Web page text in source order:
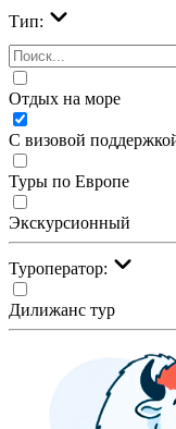
Тип:
Отдых на море
С визовой
Туры по Европе
Экскурсионный
Туроператор:
Дилижанс тур